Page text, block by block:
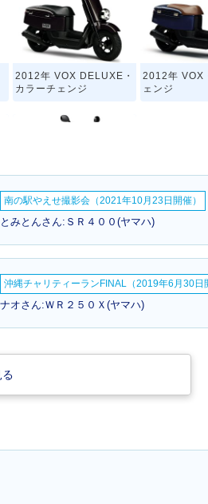
2012年 VOX DELUXE・
カラーチェンジ
2012年 VOX
ェンジ
2006年 VOX・新登場
南の駅やえせ撮影会（2021年10月23日開催）
とみとんさん:ＳＲ４００(ヤマハ)
沖縄チャリティーランFINAL（2019年6月30日
ナオさん:ＷＲ２５０Ｘ(ヤマハ)